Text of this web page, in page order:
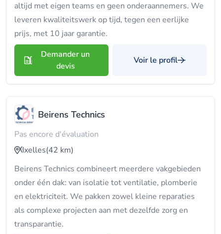
altijd met eigen teams en geen onderaannemers. We
leveren kwaliteitswerk op tijd, tegen een eerlijke
prijs, met 10 jaar garantie.
Demander un
devis
Voir le profil
Beirens Technics
Pas encore d'évaluation
Ixelles(42 km)
Beirens Technics combineert meerdere vakgebieden
onder één dak: van isolatie tot ventilatie, plomberie
en elektriciteit. We pakken zowel kleine reparaties
als complexe projecten aan met dezelfde zorg en
transparantie.